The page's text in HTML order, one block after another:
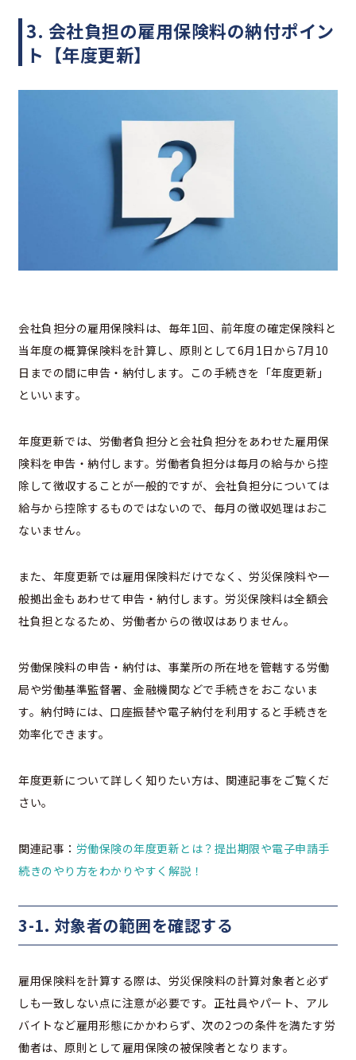
3. 会社負担の雇用保険料の納付ポイン
ト【年度更新】
会社負担分の雇用保険料は、毎年1回、前年度の確定保険料と
当年度の概算保険料を計算し、原則として6月1日から7月10
日までの間に申告・納付します。この手続きを「年度更新」
といいます。
年度更新では、労働者負担分と会社負担分をあわせた雇用保
険料を申告・納付します。労働者負担分は毎月の給与から控
除して徴収することが一般的ですが、会社負担分については
給与から控除するものではないので、毎月の徴収処理はおこ
ないません。
また、年度更新では雇用保険料だけでなく、労災保険料や一
般拠出金もあわせて申告・納付します。労災保険料は全額会
社負担となるため、労働者からの徴収はありません。
労働保険料の申告・納付は、事業所の所在地を管轄する労働
局や労働基準監督署、金融機関などで手続きをおこないま
す。納付時には、口座振替や電子納付を利用すると手続きを
効率化できます。
年度更新について詳しく知りたい方は、関連記事をご覧くだ
さい。
関連記事： 労働保険の年度更新とは？提出期限や電子申請手
続きのやり方をわかりやすく解説！
3-1. 対象者の範囲を確認する
雇用保険料を計算する際は、労災保険料の計算対象者と必ず
しも一致しない点に注意が必要です。正社員やパート、アル
バイトなど雇用形態にかかわらず、次の2つの条件を満たす労
働者は、原則として雇用保険の被保険者となります。